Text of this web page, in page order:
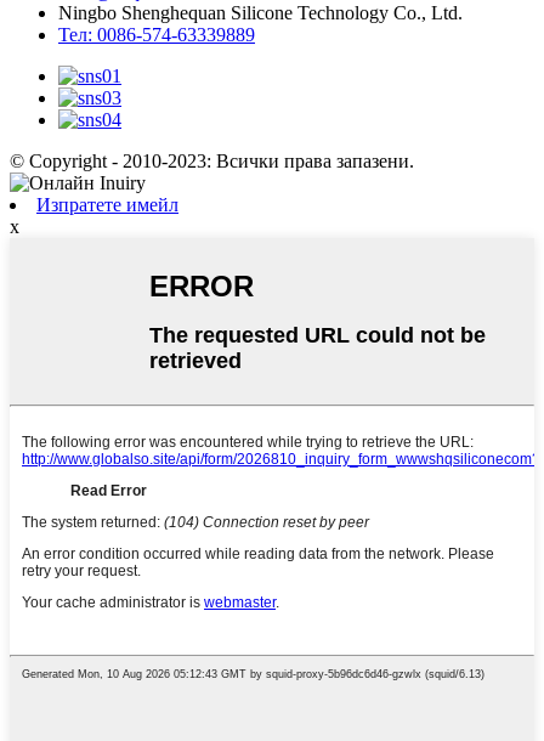
Ningbo Shenghequan Silicone Technology Co., Ltd.
Тел: 0086-574-63339889
© Copyright - 2010-2023: Всички права запазени.
Изпратете имейл
x